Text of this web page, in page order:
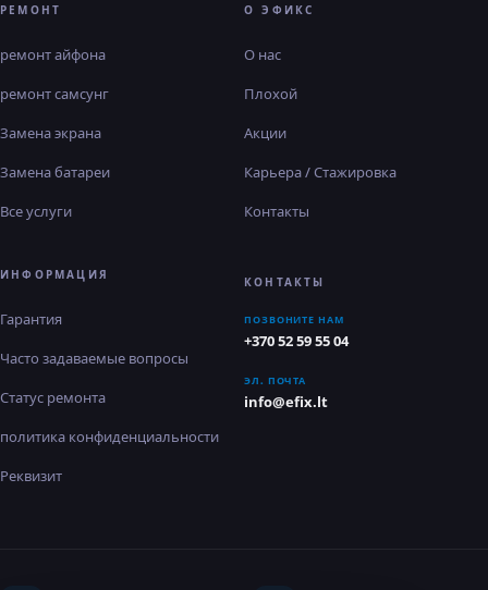
РЕМОНТ
ремонт айфона
ремонт самсунг
Замена экрана
Замена батареи
Все услуги
О ЭФИКС
О нас
Плохой
Акции
Карьера / Стажировка
Контакты
ИНФОРМАЦИЯ
Гарантия
Часто задаваемые вопросы
Статус ремонта
политика конфиденциальности
Реквизит
КОНТАКТЫ
ПОЗВОНИТЕ НАМ
+370 52 59 55 04
ЭЛ. ПОЧТА
info@efix.lt